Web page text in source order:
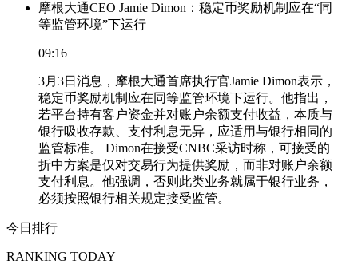
摩根大通CEO Jamie Dimon：稳定币奖励机制应在“同
等监管环境”下运行
09:16
3月3日消息，摩根大通首席执行官Jamie Dimon表示，
稳定币奖励机制应在同等监管环境下运行。他指出，
若平台持有客户资金并对账户余额支付收益，本质与
银行吸收存款、支付利息无异，应适用与银行相同的
监管标准。 Dimon在接受CNBC采访时称，可接受的
折中方案是仅对交易行为提供奖励，而非对账户余额
支付利息。他强调，否则此类业务就属于银行业务，
必须按照银行相关规定接受监管。
今日排行
RANKING TODAY